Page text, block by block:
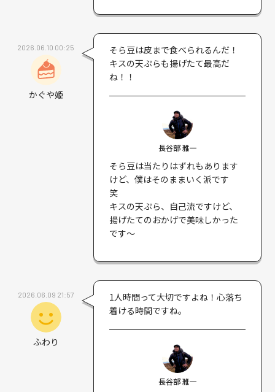
2026.06.10 00:25
かぐや姫
そら豆は皮まで食べられるんだ！
キスの天ぷらも揚げたて最高だ
ね！！
長谷部 雅一
そら豆は当たりはずれもあります
けど、僕はそのままいく派です
笑
キスの天ぷら、自己流ですけど、
揚げたてのおかげで美味しかった
です〜
2026.06.09 21:57
ふわり
1人時間って大切ですよね！心落ち
着ける時間ですね｡
長谷部 雅一